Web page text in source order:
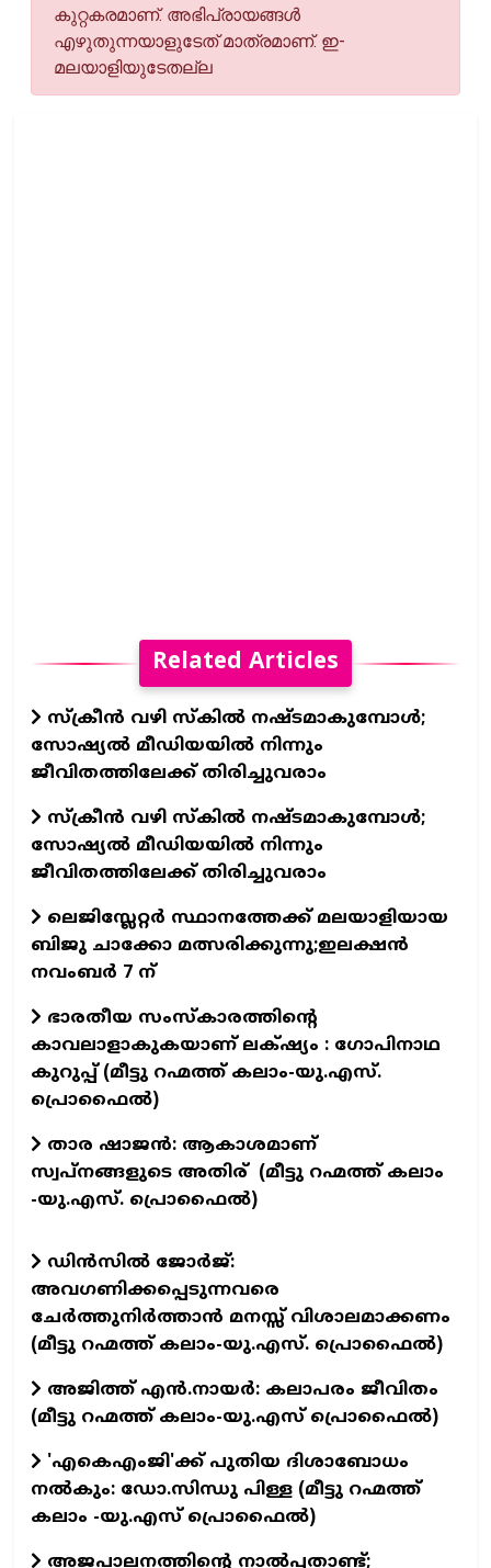
കുറ്റകരമാണ്. അഭിപ്രായങ്ങള്‍
എഴുതുന്നയാളുടേത് മാത്രമാണ്. ഇ-
മലയാളിയുടേതല്ല
Related Articles
സ്ക്രീൻ വഴി സ്കിൽ നഷ്ടമാകുമ്പോൾ;
സോഷ്യൽ മീഡിയയിൽ നിന്നും
ജീവിതത്തിലേക്ക് തിരിച്ചുവരാം
സ്ക്രീൻ വഴി സ്കിൽ നഷ്ടമാകുമ്പോൾ;
സോഷ്യൽ മീഡിയയിൽ നിന്നും
ജീവിതത്തിലേക്ക് തിരിച്ചുവരാം
ലെജിസ്ലേറ്റർ സ്ഥാനത്തേക്ക് മലയാളിയായ
ബിജു ചാക്കോ മത്സരിക്കുന്നു;ഇലക്ഷൻ
നവംബർ 7 ന്
ഭാരതീയ സംസ്കാരത്തിന്റെ
കാവലാളാകുകയാണ് ലക്‌ഷ്യം : ഗോപിനാഥ
കുറുപ്പ് (മീട്ടു റഹ്മത്ത് കലാം-യു.എസ്.
പ്രൊഫൈൽ)
താര ഷാജൻ: ആകാശമാണ്
സ്വപ്നങ്ങളുടെ അതിര് (മീട്ടു റഹ്മത്ത് കലാം
-യു.എസ്. പ്രൊഫൈൽ)
ഡിൻസിൽ ജോർജ്:
അവഗണിക്കപ്പെടുന്നവരെ
ചേർത്തുനിർത്താൻ മനസ്സ് വിശാലമാക്കണം
(മീട്ടു റഹ്മത്ത് കലാം-യു.എസ്. പ്രൊഫൈൽ)
അജിത്ത് എൻ.നായർ: കലാപരം ജീവിതം
(മീട്ടു റഹ്മത്ത് കലാം-യു.എസ് പ്രൊഫൈൽ)
'എകെഎംജി'ക്ക് പുതിയ ദിശാബോധം
നൽകും: ഡോ.സിന്ധു പിള്ള (മീട്ടു റഹ്മത്ത്
കലാം -യു.എസ് പ്രൊഫൈൽ)
അജപാലനത്തിന്റെ നാല്‍പ്പതാണ്ട്;